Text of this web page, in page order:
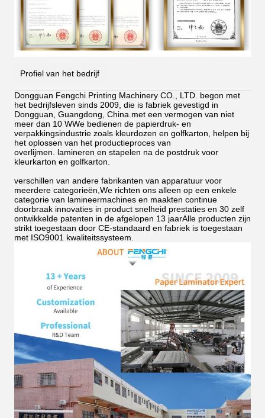
Profiel van het bedrijf
Dongguan Fengchi Printing Machinery CO., LTD. begon met
het bedrijfsleven sinds 2009, die is fabriek gevestigd in
Dongguan, Guangdong, China.met een vermogen van niet
meer dan 10 WWe bedienen de papierdruk- en
verpakkingsindustrie zoals kleurdozen en golfkarton, helpen bij
het oplossen van het productieproces van
overlijmen.
lamineren en stapelen na de postdruk voor
kleurkarton en golfkarton.
verschillen van andere fabrikanten van apparatuur voor
meerdere categorieën,We richten ons alleen op een enkele
categorie van lamineermachines en maakten continue
doorbraak innovaties in product snelheid prestaties en 30 zelf
ontwikkelde patenten in de afgelopen 13 jaarAlle producten zijn
strikt toegestaan door CE-standaard en fabriek is toegestaan
met ISO9001 kwaliteitssysteem.